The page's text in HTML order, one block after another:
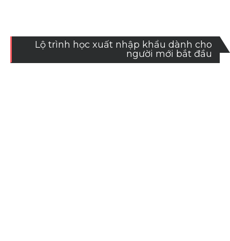
Lộ trình học xuất nhập khẩu dành cho
người mới bắt đầu